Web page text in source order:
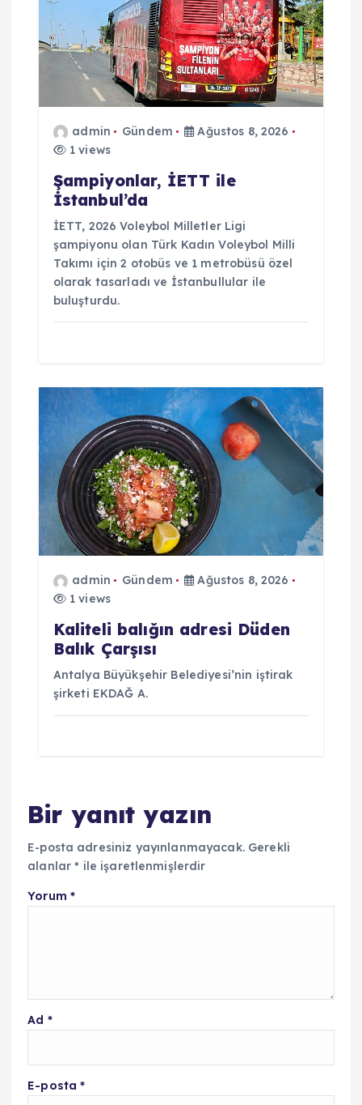
s
admin Gündem
Ağustos 8, 2026
1 views
Şampiyonlar, İETT ile
İstanbul’da
İETT, 2026 Voleybol Milletler Ligi
şampiyonu olan Türk Kadın Voleybol Milli
Takımı için 2 otobüs ve 1 metrobüsü özel
olarak tasarladı ve İstanbullular ile
buluşturdu.
admin Gündem
Ağustos 8, 2026
1 views
Kaliteli balığın adresi Düden
Balık Çarşısı
Antalya Büyükşehir Belediyesi’nin iştirak
şirketi EKDAĞ A.
Bir yanıt yazın
E-posta adresiniz yayınlanmayacak. Gerekli
alanlar* ile işaretlenmişlerdir
Yorum *
Ad *
E-posta*